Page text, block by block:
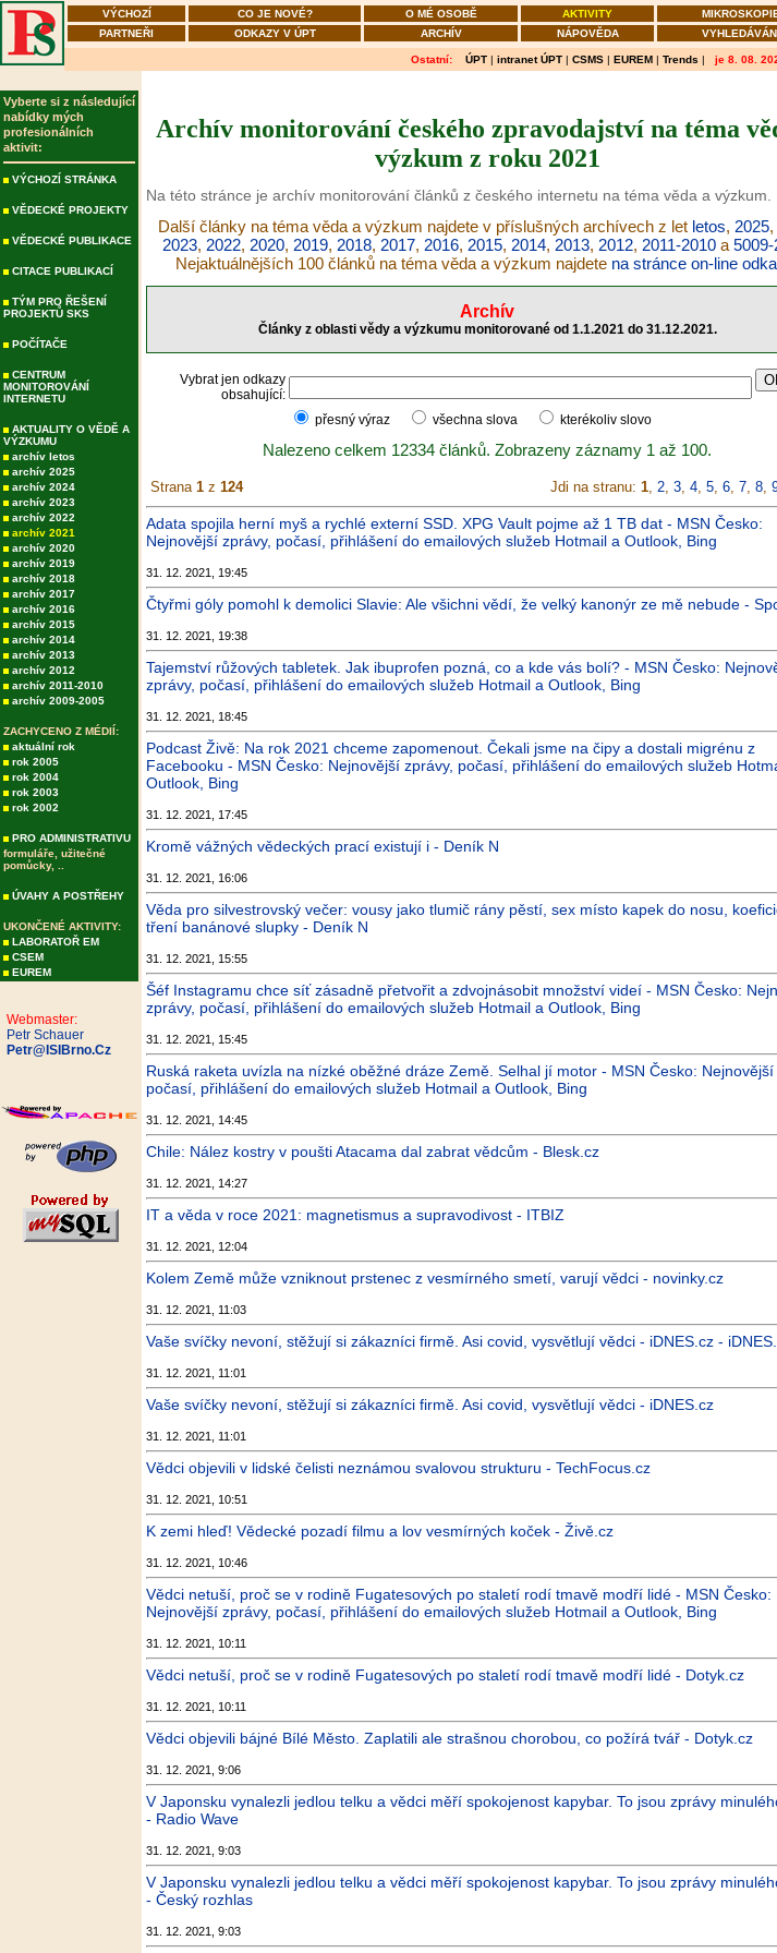
VÝCHOZÍ CO JE NOVÉ? O MÉ OSOBĚ AKTIVITY
PARTNEŘI
ODKAZY V ÚPT ARCHÍV NÁPOVĚDA
Ostatní: ÚPT | intranet ÚPT | CSMS | EUREM | Trends | je 8. 08.
Vyberte si z následující
nabídky mých
profesionálních
aktivit:
VÝCHOZÍ STRÁNKA
VĚDECKÉ PROJEKTY
VĚDECKÉ PUBLIKACE
CITACE PUBLIKACÍ
TÝM PRO ŘEŠENÍ
PROJEKTŮ SKS
POČÍTAČE
CENTRUM
MONITOROVÁNÍ
INTERNETU
AKTUALITY O VĚDĚ A
VÝZKUMU
archív letos
archív 2025
archív 2024
archív 2023
archív 2022
archív 2021
archív 2020
archív 2019
archív 2018
archív 2017
archív 2016
archív 2015
archív 2014
archív 2013
archív 2012
archív 2011-2010
archív 2009-2005
ZACHYCENO Z MÉDIÍ:
aktuální rok
rok 2005
rok 2004
rok 2003
rok 2002
PRO ADMINISTRATIVU
formuláře, užitečné
pomůcky, ..
ÚVAHY A POSTŘEHY
UKONČENÉ AKTIVITY:
LABORATOŘ EM
CSEM
EUREM
Webmaster:
Petr Schauer
Petr@ISIBrno.Cz
Archív monitorování českého zpravodajství na téma
výzkum z roku 2021
Na této stránce je archív monitorování článků z českého internetu na téma věda a výzkum.
Další články na téma věda a výzkum najdete v příslušných archívech z let letos, 2025,
2023, 2022, 2020, 2019, 2018, 2017, 2016, 2015, 2014, 2013, 2012, 2011-2010a 5009-
Nejaktuálnějších 100 článků na téma věda a výzkum najdete na stránce on-line
Archív
Články z oblasti vědy a výzkumu monitorované od 1.1.2021 do 31.12.2021.
Vybrat jen odkazy
obsahující:
přesný výraz
všechna slova kterékoliv slovo
Nalezeno celkem 12334 článků. Zobrazeny záznamy 1 až 100.
Strana 1 z 124 Jdi na stranu: 1, 2, 3, 4, 5, 6, 7, 8,
Adata spojila herní myš a rychlé externí SSD. XPG Vault pojme až 1 TB dat - MSN Česko:
Nejnovější zprávy, počasí, přihlášení do emailových služeb Hotmail a Outlook, Bing
31. 12. 2021, 19:45
Čtyřmi góly pomohl k demolici Slavie: Ale všichni vědí, že velký kanonýr ze mě nebude -
31. 12. 2021, 19:38
Tajemství růžových tabletek. Jak ibuprofen pozná, co a kde vás bolí? - MSN Česko:
zprávy, počasí, přihlášení do emailových služeb Hotmail a Outlook, Bing
31. 12. 2021, 18:45
Podcast Živě: Na rok 2021 chceme zapomenout. Čekali jsme na čipy a dostali migrénu z
Facebooku - MSN Česko: Nejnovější zprávy, počasí, přihlášení do emailových služeb
Outlook, Bing
31. 12. 2021, 17:45
Kromě vážných vědeckých prací existují i - Deník N
31. 12. 2021, 16:06
Věda pro silvestrovský večer: vousy jako tlumič rány pěstí, sex místo kapek do nosu,
tření banánové slupky - Deník N
31. 12. 2021, 15:55
Šéf Instagramu chce síť zásadně přetvořit a zdvojnásobit množství videí - MSN Česko:
zprávy, počasí, přihlášení do emailových služeb Hotmail a Outlook, Bing
31. 12. 2021, 15:45
Ruská raketa uvízla na nízké oběžné dráze Země. Selhal jí motor - MSN Česko: Nejnovější
počasí, přihlášení do emailových služeb Hotmail a Outlook, Bing
31. 12. 2021, 14:45
Chile: Nález kostry v poušti Atacama dal zabrat vědcům - Blesk.cz
31. 12. 2021, 14:27
IT a věda v roce 2021: magnetismus a supravodivost - ITBIZ
31. 12. 2021, 12:04
Kolem Země může vzniknout prstenec z vesmírného smetí, varují vědci - novinky.cz
31. 12. 2021, 11:03
Vaše svíčky nevoní, stěžují si zákazníci firmě. Asi covid, vysvětlují vědci - iDNES.cz -
31. 12. 2021, 11:01
Vaše svíčky nevoní, stěžují si zákazníci firmě. Asi covid, vysvětlují vědci - iDNES.cz
31. 12. 2021, 11:01
Vědci objevili v lidské čelisti neznámou svalovou strukturu - TechFocus.cz
31. 12. 2021, 10:51
K zemi hleď! Vědecké pozadí filmu a lov vesmírných koček - Živě.cz
31. 12. 2021, 10:46
Vědci netuší, proč se v rodině Fugatesových po staletí rodí tmavě modří lidé - MSN Česko:
Nejnovější zprávy, počasí, přihlášení do emailových služeb Hotmail a Outlook, Bing
31. 12. 2021, 10:11
Vědci netuší, proč se v rodině Fugatesových po staletí rodí tmavě modří lidé - Dotyk.cz
31. 12. 2021, 10:11
Vědci objevili bájné Bílé Město. Zaplatili ale strašnou chorobou, co požírá tvář - Dotyk.cz
31. 12. 2021, 9:06
V Japonsku vynalezli jedlou telku a vědci měří spokojenost kapybar. To jsou zprávy
- Radio Wave
31. 12. 2021, 9:03
V Japonsku vynalezli jedlou telku a vědci měří spokojenost kapybar. To jsou zprávy
- Český rozhlas
31. 12. 2021, 9:03